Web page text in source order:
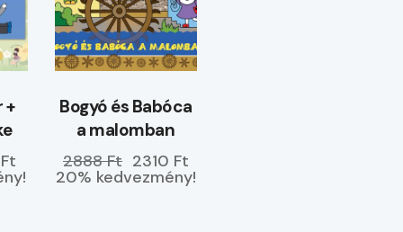
+
Bogyó és Babóca
a malomban
2888 Ft 2310 Ft
20% kedvezmény!